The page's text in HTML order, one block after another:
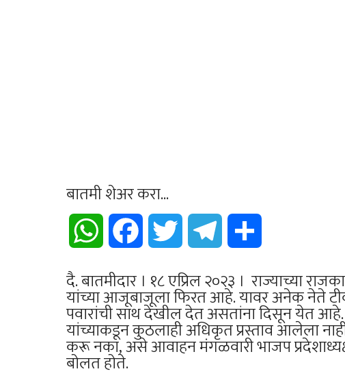
बातमी शेअर करा...
WhatsApp Facebook Twitter Telegram
दै. बातमीदार । १८ एप्रिल २०२३ । राज्याच्या
यांच्या आजूबाजूला फिरत आहे. यावर अनेक नेते
पवारांची साथ देखील देत असतांना दिसून येत आहे.
यांच्याकडून कुठलाही अधिकृत प्रस्ताव आलेला
करू नका, असे आवाहन मंगळवारी भाजप
बोलत होते.